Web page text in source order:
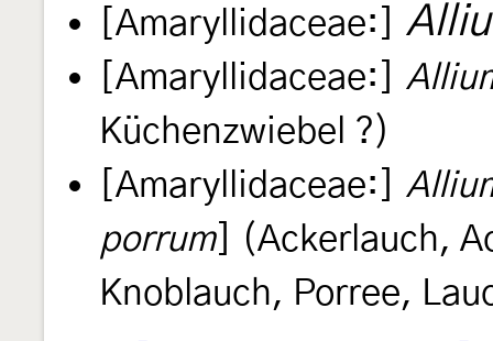
[Amaryllidaceae:]
[Amaryllidaceae:]
Küchenzwiebel ?)
[Amaryllidaceae:]
porrum] (Ackerlauch,
Knoblauch, Porree,